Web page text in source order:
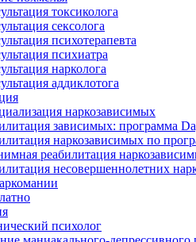
токсиколога
сексолога
психотерапевта
психиатра
нарколога
аддиклотога
наркозависимых
зависимых: программа
наркозависимых по
реабилитация
несовершеннолетних
психолог